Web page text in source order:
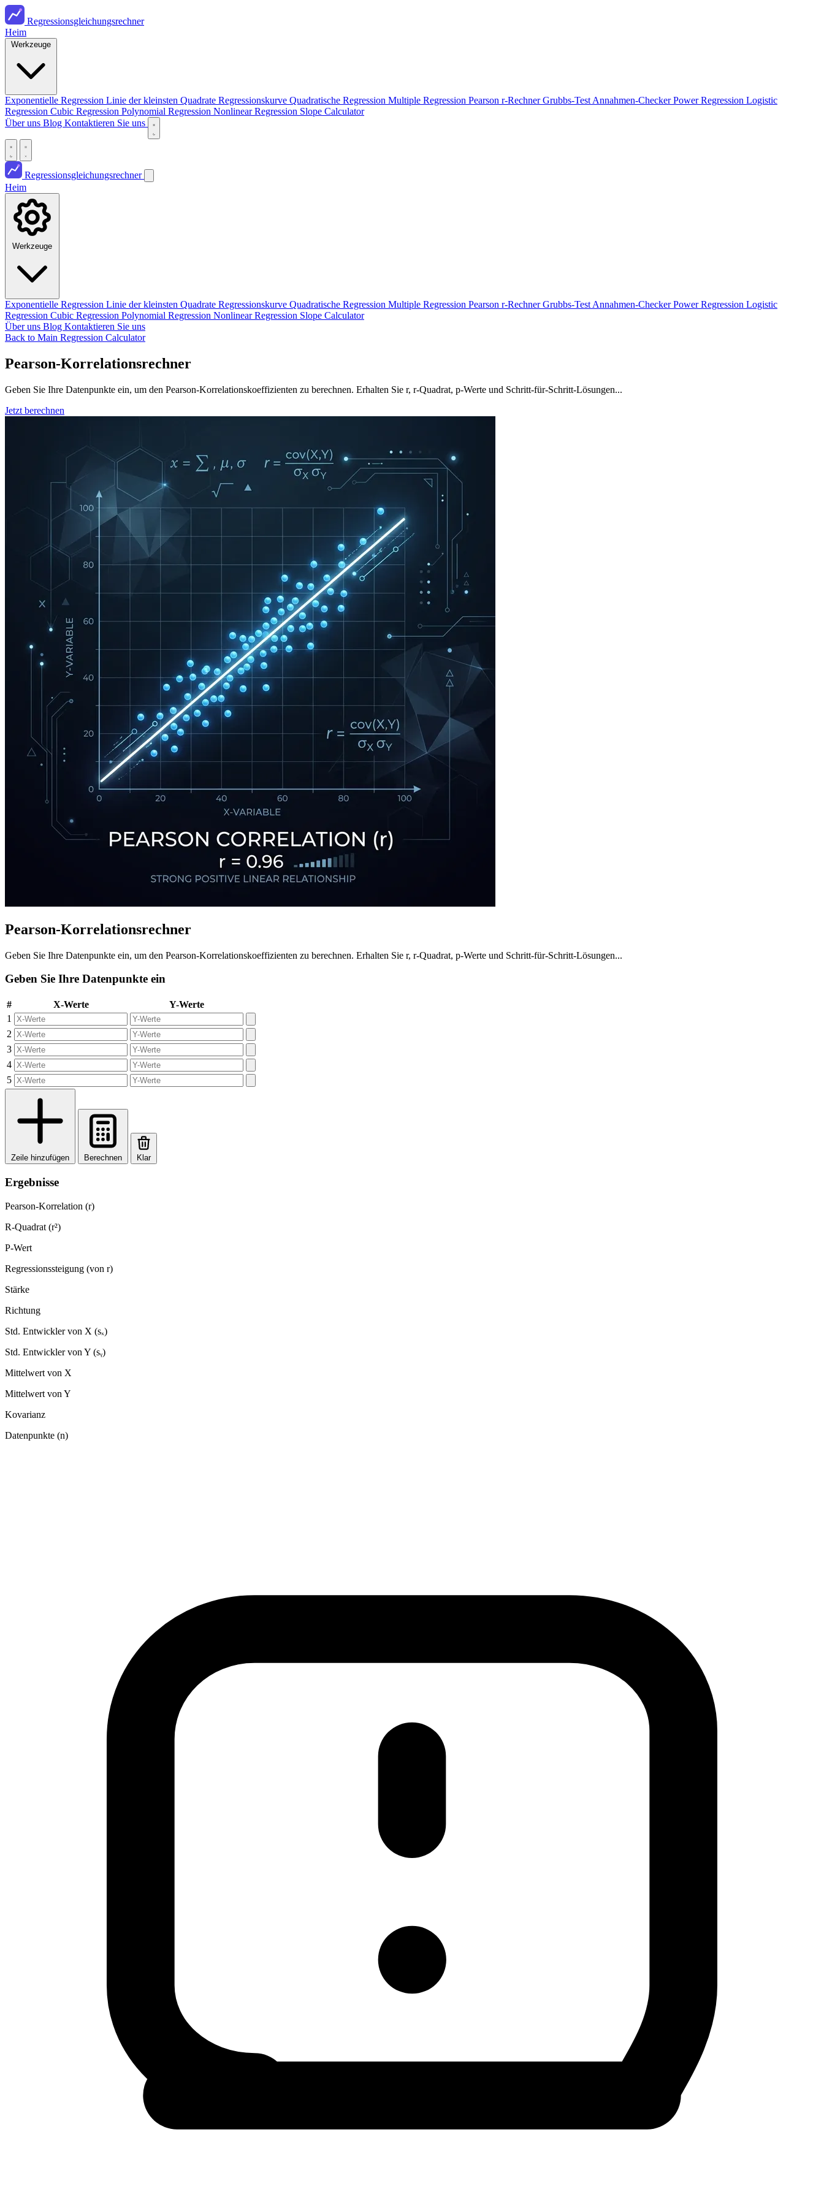
Regressionsgleichungsrechner
Heim
Exponentielle Regression Linie der kleinsten Quadrate Regressionskurve Quadratische Regression Multiple Regression Pearson r-RechnerGrubbs-Test Annahmen-CheckerPower Regression Logistic
Regression Cubic Regression Polynomial Regression Nonlinear Regression Slope Calculator
Über uns Blog Kontaktieren Sie uns
Regressionsgleichungsrechner
Heim
Werkzeuge
Exponentielle Regression Linie der kleinsten Quadrate Regressionskurve Quadratische Regression Multiple Regression Pearson r-RechnerGrubbs-Test Annahmen-CheckerPower Regression Logistic
Regression Cubic Regression Polynomial Regression Nonlinear Regression Slope Calculator
Über uns Blog Kontaktieren Sie uns
Back to Main Regression Calculator
Pearson-Korrelationsrechner
Geben Sie Ihre Datenpunkte ein, um den Pearson-Korrelationskoeffizienten zu berechnen. Erhalten Sie r, r-Quadrat, p-Werte und Schritt-für-Schritt-Lösungen...
Jetzt berechnen
Pearson-Korrelationsrechner
Geben Sie Ihre Datenpunkte ein, um den Pearson-Korrelationskoeffizienten zu berechnen. Erhalten Sie r, r-Quadrat, p-Werte und Schritt-für-Schritt-Lösungen...
Geben Sie Ihre Datenpunkte ein
# X-Werte
Y-Werte
1
2
3
4
5
Zeile hinzufügen Berechnen Klar
Ergebnisse
Pearson-Korrelation (r)
R-Quadrat (r²)
P-Wert
Regressionssteigung (von r)
Stärke
Richtung
Std. Entwickler von X (sₓ)
Std. Entwickler von Y (sᵧ)
Mittelwert von X
Mittelwert von Y
Kovarianz
Datenpunkte (n)